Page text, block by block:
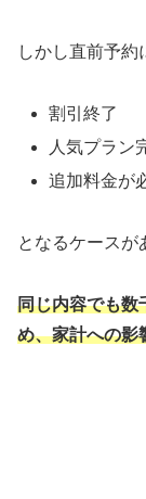
しかし直前予約
割引終了
人気プラン
追加料金が
となるケースが
同じ内容でも数
め、家計への影